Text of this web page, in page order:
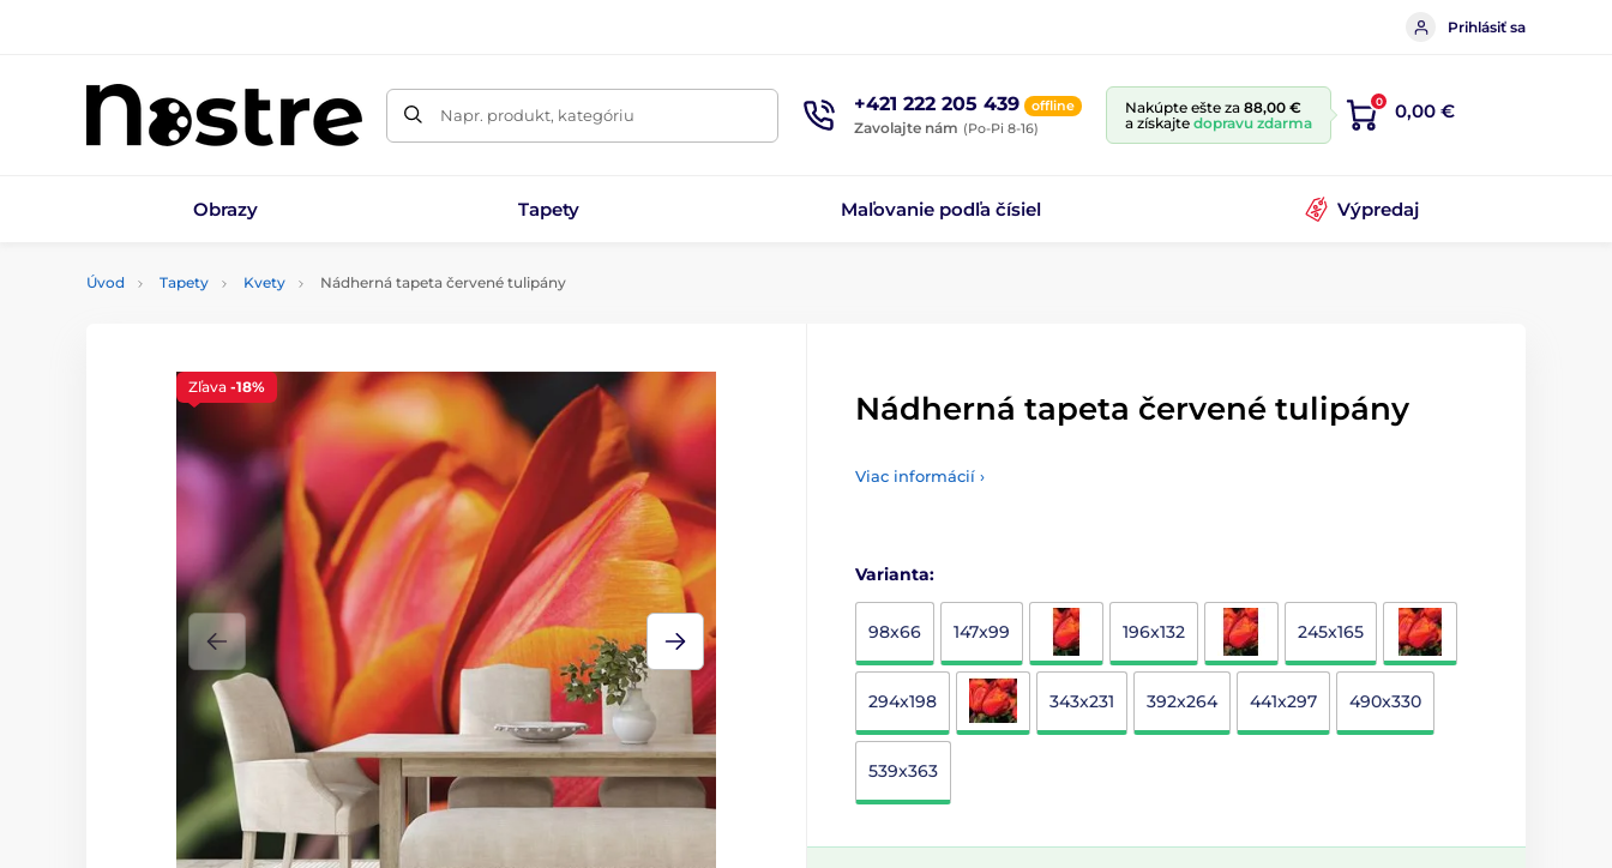
Prihlásiť sa
Napr. produkt, kategóriu +421 222 205 439 offline
Zavolajte nám (Po-Pi 8-16)
Nakúpte ešte za 88,00 €
a získajte dopravu zdarma
0 0,00 €
Obrazy Tapety Maľovanie podľa čísiel Výpredaj
Úvod Tapety Kvety Nádherná tapeta červené tulipány
Zľava -18%
Nádherná tapeta červené tulipány
Viac informácií ›
Varianta:
98x66 147x99 196x132 245x165
294x198 343x231 392x264 441x297 490x330
539x363